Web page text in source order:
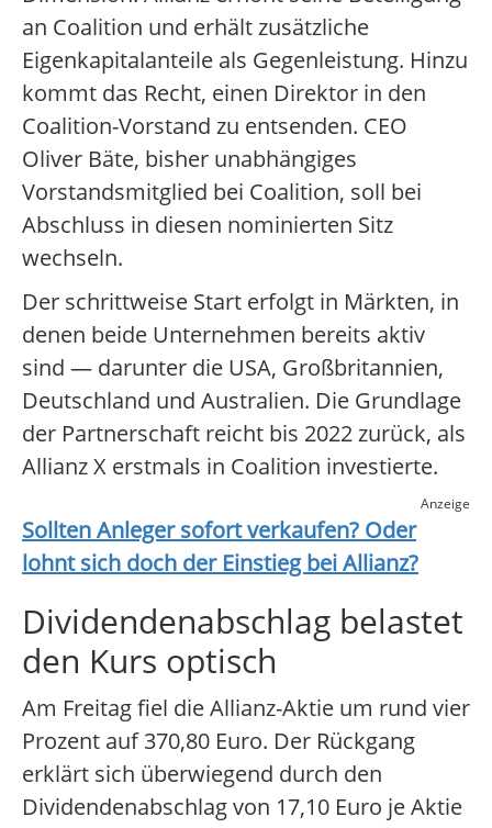
an Coalition und erhält zusätzliche
Eigenkapitalanteile als Gegenleistung. Hinzu
kommt das Recht, einen Direktor in den
Coalition-Vorstand zu entsenden. CEO
Oliver Bäte, bisher unabhängiges
Vorstandsmitglied bei Coalition, soll bei
Abschluss in diesen nominierten Sitz
wechseln.
Der schrittweise Start erfolgt in Märkten, in
denen beide Unternehmen bereits aktiv
sind — darunter die USA, Großbritannien,
Deutschland und Australien. Die Grundlage
der Partnerschaft reicht bis 2022 zurück, als
Allianz X erstmals in Coalition investierte.
Anzeige
Sollten Anleger sofort verkaufen? Oder
lohnt sich doch der Einstieg beiAllianz?
Dividendenabschlag belastet
den Kurs optisch
Am Freitag fiel die Allianz-Aktie um rund vier
Prozent auf 370,80 Euro. Der Rückgang
erklärt sich überwiegend durch den
Dividendenabschlag von 17,10 Euro je Aktie